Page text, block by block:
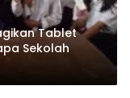
Tablet
Sekolah